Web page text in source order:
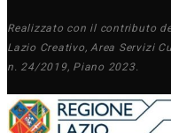
Realizzato con il contributo
Lazio Creativo, Area Servizi
n. 24/2019, Piano 2023.